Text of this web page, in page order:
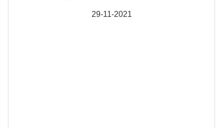
29-11-2021